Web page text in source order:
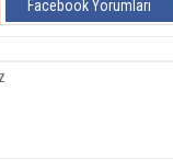
Facebook Yorumları